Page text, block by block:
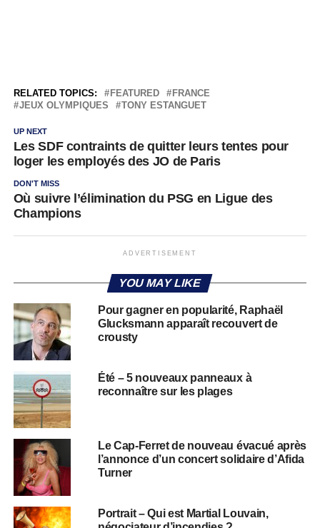
RELATED TOPICS: FEATURED
FRANCE
JEUX OLYMPIQUES
TONY ESTANGUET
UP NEXT
Les SDF contraints de quitter leurs tentes pour
loger les employés des JO de Paris
DON'T MISS
Où suivre l’élimination du PSG en Ligue des
Champions
ADVERTISEMENT
YOU MAY LIKE
Pour gagner en popularité, Raphaël
Glucksmann apparaît recouvert de
crousty
Été – 5 nouveaux panneaux à
reconnaître sur les plages
Le Cap-Ferret de nouveau évacué après
l’annonce d’un concert solidaire d’Afida
Turner
Portrait – Qui est Martial Louvain,